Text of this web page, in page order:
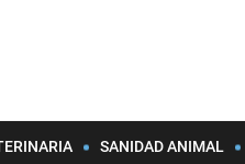
SANIDAD ANIMAL